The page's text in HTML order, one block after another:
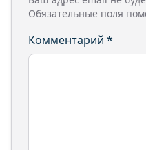
Обязательные поля
Комментарий *